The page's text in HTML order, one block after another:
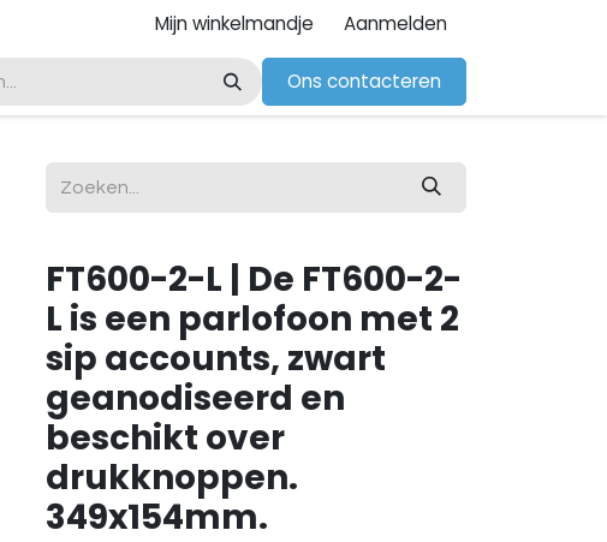
Mijn winkelmandje Aanmelden
Ons contacteren
FT600-2-L | De FT600-2-
L is een parlofoon met 2
sip accounts, zwart
geanodiseerd en
beschikt over
drukknoppen.
349x154mm.